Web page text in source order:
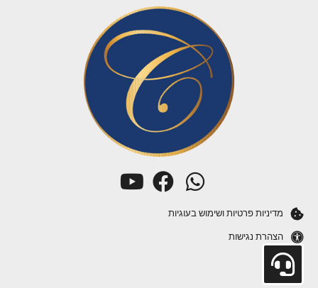
מדיניות פרטיות ושימוש בעוגיות
הצהרת נגישות